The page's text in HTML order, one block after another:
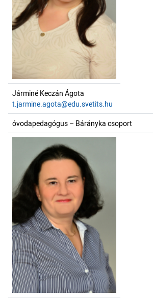
Járminé Keczán Ágota
t.jarmine.agota@edu.svetits.hu
óvodapedagógus – Bárányka csoport